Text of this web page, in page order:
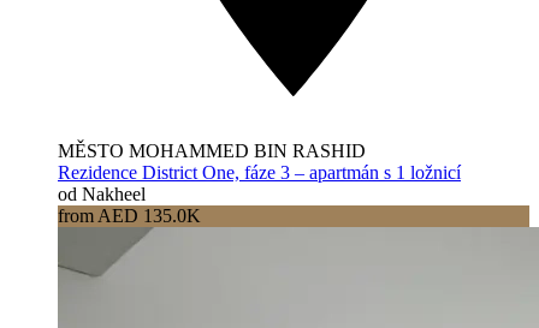
MĚSTO MOHAMMED BIN RASHID
Rezidence District One, fáze 3 – apartmán s 1 ložnicí
od Nakheel
from AED 135.0K